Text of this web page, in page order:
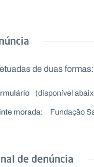
de duas formas:
(disponível
morada:
Fundação
de denúncia